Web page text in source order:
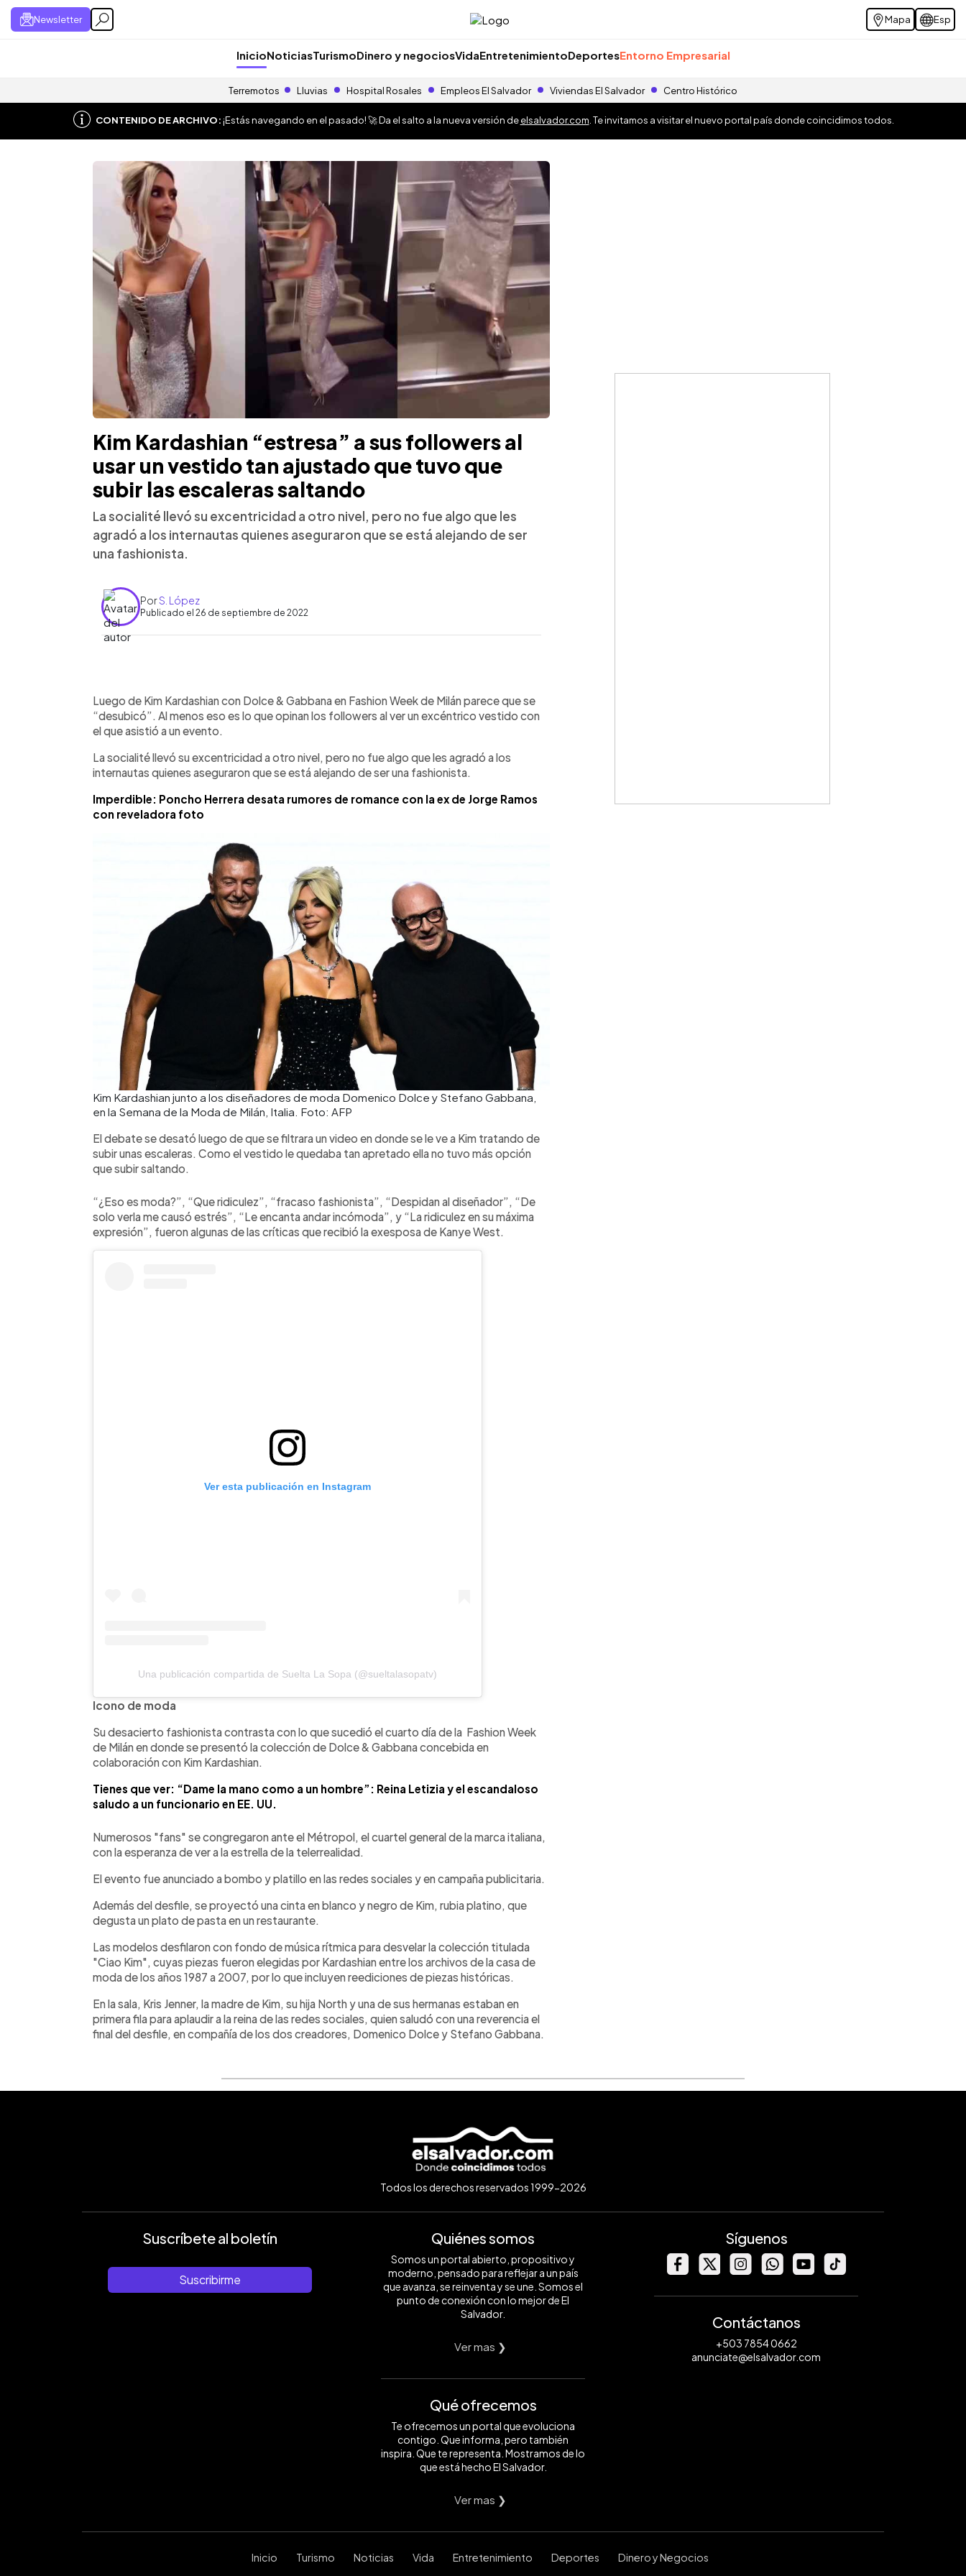
Newsletter Mapa Esp
InicioNoticiasTurismoDinero y negociosVidaEntretenimientoDeportesEntorno Empresarial
Terremotos Lluvias Hospital Rosales Empleos El Salvador Viviendas El Salvador Centro Histórico
CONTENIDO DE ARCHIVO:¡Estás navegando en el pasado! 🚀 Da el salto a la nueva versión deelsalvador.com . Te invitamos a visitar el nuevo portal país donde coincidimos todos.
Kim Kardashian “estresa” a sus followers al
usar un vestido tan ajustado que tuvo que
subir las escaleras saltando
La socialité llevó su excentricidad a otro nivel, pero no fue algo que les
agradó a los internautas quienes aseguraron que se está alejando de ser
una fashionista.
PorS. López
Publicado el 26 de septiembre de 2022
► Escuchar artículo
Luego de Kim Kardashian con Dolce & Gabbana en Fashion Week de Milán parece que se
“desubicó”. Al menos eso es lo que opinan los followers al ver un excéntrico vestido con
el que asistió a un evento.
La socialité llevó su excentricidad a otro nivel, pero no fue algo que les agradó a los
internautas quienes aseguraron que se está alejando de ser una fashionista.
Imperdible: Poncho Herrera desata rumores de romance con la ex de Jorge Ramos
con reveladora foto
Kim Kardashian junto a los diseñadores de moda Domenico Dolce y Stefano Gabbana,
en la Semana de la Moda de Milán, Italia. Foto: AFP
El debate se desató luego de que se filtrara un video en donde se le ve a Kim tratando de
subir unas escaleras. Como el vestido le quedaba tan apretado ella no tuvo más opción
que subir saltando.
“¿Eso es moda?”, “Que ridiculez”, “fracaso fashionista”, “Despidan al diseñador”, “De
solo verla me causó estrés”, “Le encanta andar incómoda”, y “La ridiculez en su máxima
expresión”, fueron algunas de las críticas que recibió la exesposa de Kanye West.
Ver esta publicación en Instagram
Una publicación compartida de Suelta La Sopa (@sueltalasopatv)
Icono de moda
Su desacierto fashionista contrasta con lo que sucedió el cuarto día de la Fashion Week
de Milán en donde se presentó la colección de Dolce & Gabbana concebida en
colaboración con Kim Kardashian.
Tienes que ver: “Dame la mano como a un hombre”: Reina Letizia y el escandaloso
saludo a un funcionario en EE. UU.
Numerosos "fans" se congregaron ante el Métropol, el cuartel general de la marca italiana,
con la esperanza de ver a la estrella de la telerrealidad.
El evento fue anunciado a bombo y platillo en las redes sociales y en campaña publicitaria.
Además del desfile, se proyectó una cinta en blanco y negro de Kim, rubia platino, que
degusta un plato de pasta en un restaurante.
Las modelos desfilaron con fondo de música rítmica para desvelar la colección titulada
"Ciao Kim", cuyas piezas fueron elegidas por Kardashian entre los archivos de la casa de
moda de los años 1987 a 2007, por lo que incluyen reediciones de piezas históricas.
En la sala, Kris Jenner, la madre de Kim, su hija North y una de sus hermanas estaban en
primera fila para aplaudir a la reina de las redes sociales, quien saludó con una reverencia el
final del desfile, en compañía de los dos creadores, Domenico Dolce y Stefano Gabbana.
Todos los derechos reservados 1999-2026
Suscríbete al boletín
Suscribirme
Quiénes somos
Somos un portal abierto, propositivo y
moderno, pensado para reflejar a un país
que avanza, se reinventa y se une. Somos el
punto de conexión con lo mejor de El
Salvador.
Ver mas ❯
Qué ofrecemos
Te ofrecemos un portal que evoluciona
contigo. Que informa, pero también
inspira. Que te representa. Mostramos de lo
que está hecho El Salvador.
Ver mas ❯
Síguenos
Contáctanos
+503 7854 0662
anunciate@elsalvador.com
Inicio Turismo Noticias Vida Entretenimiento Deportes Dinero y Negocios